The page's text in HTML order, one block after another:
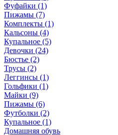
Фуфайки (1)
Пижамы (7)
Комплекты (1)
Кальсоны (4)
Купальное (5)
Девочки (24)
Бюстье (2)
Трусы (2)
Леггинсы (1)
Гольфики (1)
Майки (9)
Пижамы (6)
Футболки (2)
Купальное (1)
Домашняя обувь